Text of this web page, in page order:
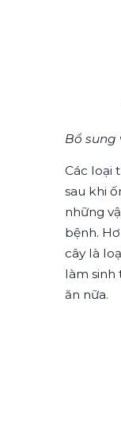
Bổ sung
Các loại
sau khi
những
bệnh.
cây là
làm sinh
ăn nữa.